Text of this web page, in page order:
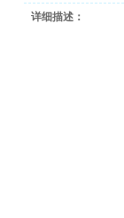
详细描述：